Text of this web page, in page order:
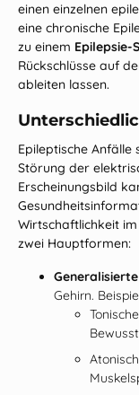
einen einzelnen
eine chronische
zu einem
Rückschlüsse auf
ableiten lassen.
Epileptische
Störung der
Erscheinungsbild
Wirtschaftlichkeit
zwei Hauptformen:
Gehirn.